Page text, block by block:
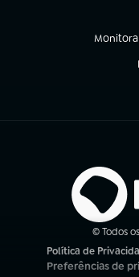
(abre
© Todos
Política de
(abre em nova aba)
Preferências de